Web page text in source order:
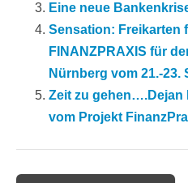
Eine neue
Sensation: Freikarten
FINANZPRAXIS für
Nürnberg vom 21.-23.
Zeit zu gehen….Dejan
vom Projekt